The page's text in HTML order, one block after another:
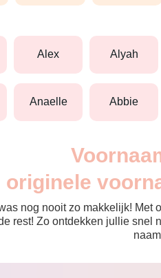
alex alyah
anaelle abbie
originele
nog nooit zo makkelijk!
rest! Zo ontdekken jullie